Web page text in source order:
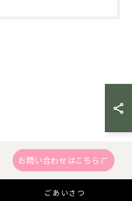
お問い合わせはこちら
ごあいさつ